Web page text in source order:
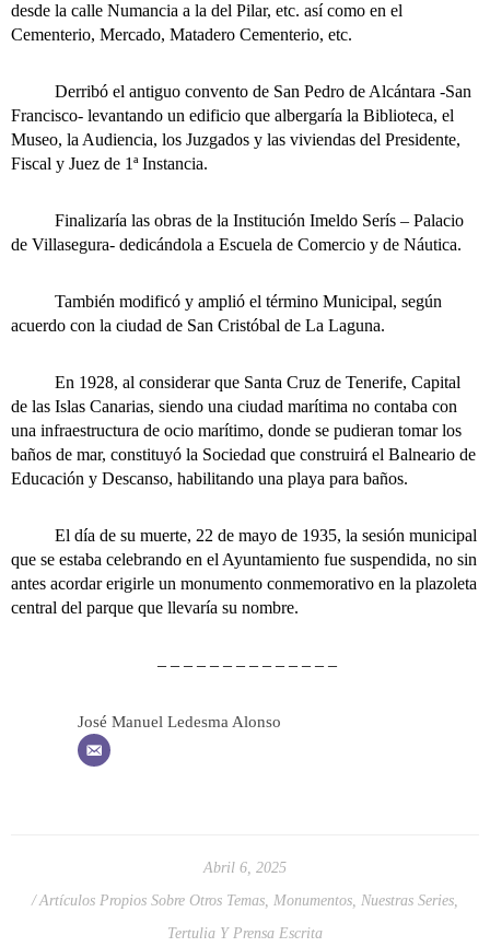
desde la calle Numancia a la del Pilar, etc. así como en el
Cementerio, Mercado, Matadero Cementerio, etc.
Derribó el antiguo convento de San Pedro de Alcántara -San
Francisco- levantando un edificio que albergaría la Biblioteca, el
Museo, la Audiencia, los Juzgados y las viviendas del Presidente,
Fiscal y Juez de 1ª Instancia.
Finalizaría las obras de la Institución Imeldo Serís – Palacio
de Villasegura- dedicándola a Escuela de Comercio y de Náutica.
También modificó y amplió el término Municipal, según
acuerdo con la ciudad de San Cristóbal de La Laguna.
En 1928, al considerar que Santa Cruz de Tenerife, Capital
de las Islas Canarias, siendo una ciudad marítima no contaba con
una infraestructura de ocio marítimo, donde se pudieran tomar los
baños de mar, constituyó la Sociedad que construirá el Balneario de
Educación y Descanso, habilitando una playa para baños.
El día de su muerte, 22 de mayo de 1935, la sesión municipal
que se estaba celebrando en el Ayuntamiento fue suspendida, no sin
antes acordar erigirle un monumento conmemorativo en la plazoleta
central del parque que llevaría su nombre.
– – – – – – – – – – – – – –
José Manuel Ledesma Alonso
Abril 6, 2025
Artículos Propios Sobre Otros Temas Monumentos Nuestras Series
Tertulia Y Prensa Escrita